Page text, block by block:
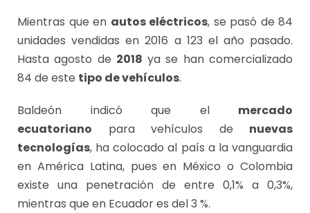
Mientras que en autos eléctricos, se pasó de 84
unidades vendidas en 2016 a 123 el año pasado.
Hasta agosto de 2018 ya se han comercializado
84 de este tipo de vehículos.
Baldeón indicó que el mercado
ecuatoriano para vehículos de nuevas
tecnologías, ha colocado al país a la vanguardia
en América Latina, pues en México o Colombia
existe una penetración de entre 0,1% a 0,3%,
mientras que en Ecuador es del 3 %.